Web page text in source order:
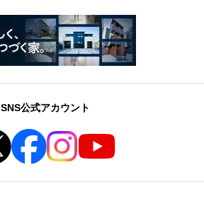
SNS公式アカウント